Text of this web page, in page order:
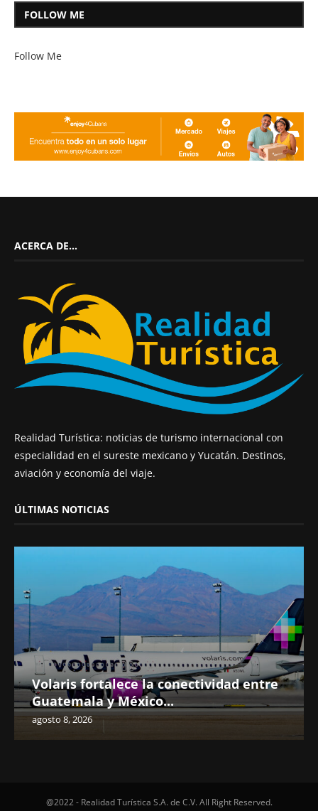
FOLLOW ME
Follow Me
ACERCA DE…
Realidad Turística: noticias de turismo internacional con
especialidad en el sureste mexicano y Yucatán. Destinos,
aviación y economía del viaje.
ÚLTIMAS NOTICIAS
Volaris fortalece la conectividad entre
Guatemala y México...
agosto 8, 2026
@2022 - Realidad Turística S.A. de C.V. All Right Reserved.